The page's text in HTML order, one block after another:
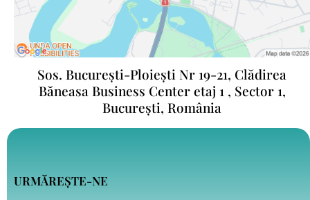
Sos. București-Ploiești Nr 19-21, Clădirea
Băneasa Business Center etaj 1 , Sector 1,
București, România
URMĂREȘTE-NE